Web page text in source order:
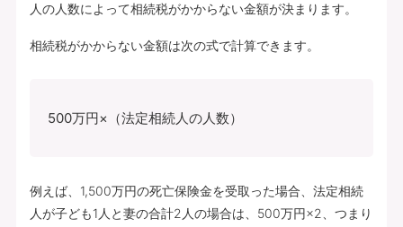
人の人数によって相続税がかからない金額が決まります。
相続税がかからない金額は次の式で計算できます。
500万円×（法定相続人の人数）
例えば、1,500万円の死亡保険金を受取った場合、法定相続
人が子ども1人と妻の合計2人の場合は、500万円×2、つまり